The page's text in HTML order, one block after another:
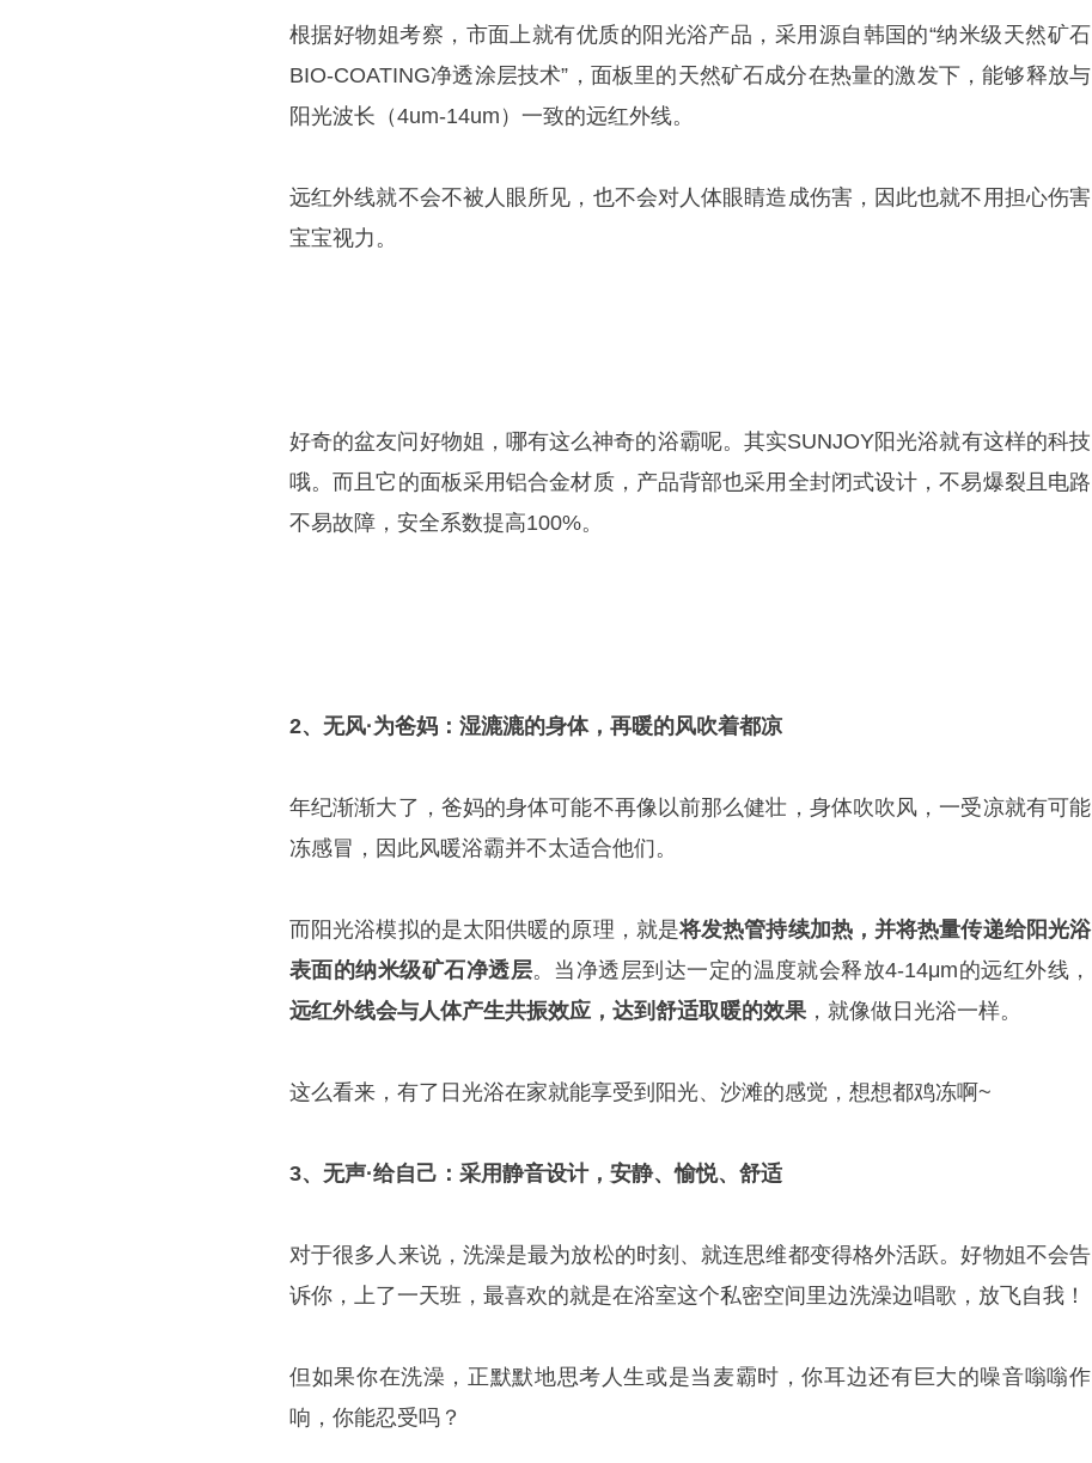
根据好物姐考察，市面上就有优质的阳光浴产品，采用源自韩国的“纳米级天然矿石
BIO-COATING净透涂层技术”，面板里的天然矿石成分在热量的激发下，能够释放与
阳光波长（4um-14um）一致的远红外线。
远红外线就不会不被人眼所见，也不会对人体眼睛造成伤害，因此也就不用担心伤害
宝宝视力。
好奇的盆友问好物姐，哪有这么神奇的浴霸呢。其实SUNJOY阳光浴就有这样的科技
哦。而且它的面板采用铝合金材质，产品背部也采用全封闭式设计，不易爆裂且电路
不易故障，安全系数提高100%。
2、无风·为爸妈：湿漉漉的身体，再暖的风吹着都凉
年纪渐渐大了，爸妈的身体可能不再像以前那么健壮，身体吹吹风，一受凉就有可能
冻感冒，因此风暖浴霸并不太适合他们。
而阳光浴模拟的是太阳供暖的原理，就是将发热管持续加热，并将热量传递给阳光浴
表面的纳米级矿石净透层。当净透层到达一定的温度就会释放4-14μm的远红外线，
远红外线会与人体产生共振效应，达到舒适取暖的效果，就像做日光浴一样。
这么看来，有了日光浴在家就能享受到阳光、沙滩的感觉，想想都鸡冻啊~
3、无声·给自己：采用静音设计，安静、愉悦、舒适
对于很多人来说，洗澡是最为放松的时刻、就连思维都变得格外活跃。好物姐不会告
诉你，上了一天班，最喜欢的就是在浴室这个私密空间里边洗澡边唱歌，放飞自我！
但如果你在洗澡，正默默地思考人生或是当麦霸时，你耳边还有巨大的噪音嗡嗡作
响，你能忍受吗？